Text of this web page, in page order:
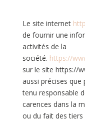
Le site internet
de fournir une
activités de la
société. https://
sur le site https://
aussi précises
tenu responsable
carences dans la
ou du fait des